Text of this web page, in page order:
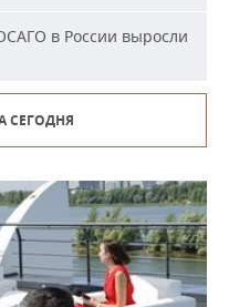
в России выросли
СЕГОДНЯ